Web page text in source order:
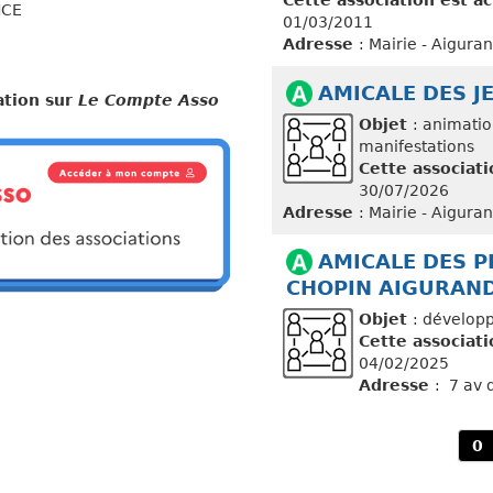
sur Le Compte Asso
01/03/2011
Adresse : Mairie -
AMICALE DES
Objet :
manifestations
Cette
30/07/2026
Adresse : Mairie -
AMICALE DES
CHOPIN
Objet :
Cette
04/02/2025
Adresse : 7 av
0